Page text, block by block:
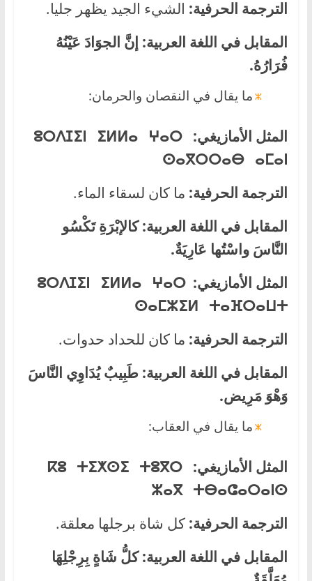
الترجمة الحرفية: الشيء الجيد يظهر جليا.
المقابل في اللغة العربية: إنَّ الجوَادَ عَيْنُهُ
فُرَارُهُ.
ما يقال في النقصان والحرمان:
المثل الأمازيغي: ⵓⵔⴷⵊⵉⵏ ⵉⵍⵍⴰ ⵖⴰⵔ
ⵙⴰⴳⵔⵔⴰⴱ ⴰⵎⴰⵏ
الترجمة الحرفية: ما كان لسقاء الماء.
المقابل في اللغة العربية:كالإبْرَةِ تَكْسُو
النَّاسَ واسْتُها عَارِيَةٌ.
المثل الأمازيغي: ⵓⵔⴷⵊⵉⵏ ⵉⵍⵍⴰ ⵖⴰⵔ
ⵙⴰⵎⵣⵉⵍ ⵜⴰⴼⵔⴰⵡⵜ
الترجمة الحرفية: ما كان للحداد حدوات.
المقابل في اللغة العربية: طَبِيبٌ يُدَاوِي النَّاسَ
وَهْوَ مَرِيض.
ما يقال في العقاب:
المثل الأمازيغي: ⴽⵓ ⵜⵉⵅⵙⵉ ⵜⵓⴳⵔ
ⵣⴰⴳ ⵜⴱⴰⵛⴰⵔⴰⵏⵙ
الترجمة الحرفية: كل شاة برجلها معلقة.
المقابل في اللغة العربية: كلُّ شَاةٍ بِرِجْلِهَا